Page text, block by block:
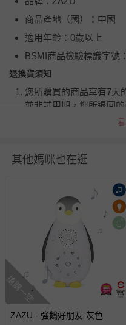
商品產地（國）：中國
適用年齡：0歲以上
BSMI商品檢驗標識字號
退換貨須知
您所購買的商品享有7天
並非試用期，您所退回
包含完整包裝、配件、
瑕疵退換貨所產生的運
並點選『我要退貨』即
至媽咪愛LINE@客服ID:
與服務，謝謝。
針對滿件折/滿額贈…等
留商品未達活動門檻，
回。
部分商品依據消費者保
豫期範圍：
其他媽咪也在逛
搶購一空
ZAZU - 強鵝好朋友-灰色